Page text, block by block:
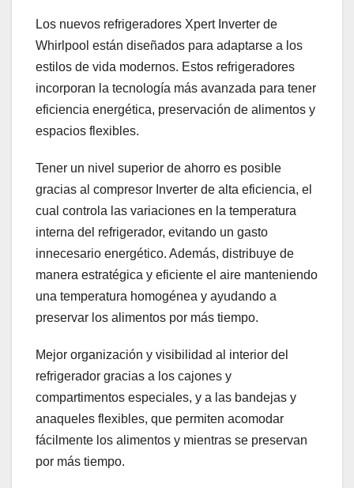
Los nuevos refrigeradores Xpert Inverter de
Whirlpool están diseñados para adaptarse a los
estilos de vida modernos. Estos refrigeradores
incorporan la tecnología más avanzada para tener
eficiencia energética, preservación de alimentos y
espacios flexibles.
Tener un nivel superior de ahorro es posible
gracias al compresor Inverter de alta eficiencia, el
cual controla las variaciones en la temperatura
interna del refrigerador, evitando un gasto
innecesario energético. Además, distribuye de
manera estratégica y eficiente el aire manteniendo
una temperatura homogénea y ayudando a
preservar los alimentos por más tiempo.
Mejor organización y visibilidad al interior del
refrigerador gracias a los cajones y
compartimentos especiales, y a las bandejas y
anaqueles flexibles, que permiten acomodar
fácilmente los alimentos y mientras se preservan
por más tiempo.